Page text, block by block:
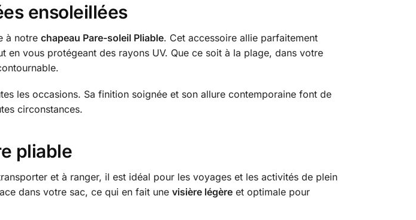
ensoleillées
à notre chapeau Pare-soleil Pliable. Cet accessoire allie parfaitement
vous protégeant des rayons UV. Que ce soit à la plage, dans votre
les occasions. Sa finition soignée et son allure contemporaine font de
circonstances.
pliable
et à ranger, il est idéal pour les voyages et les activités de plein
dans votre sac, ce qui en fait une visière légèreet optimale pour